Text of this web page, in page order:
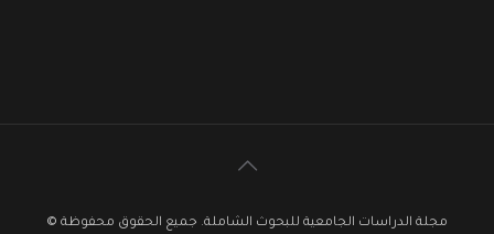
مجلة الدراسات الجامعية للبحوث الشاملة. جميع الحقوق محفوظة ©